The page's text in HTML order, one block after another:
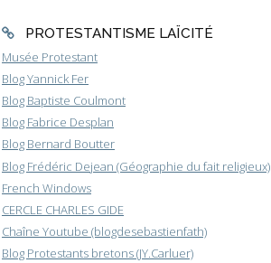
PROTESTANTISME LAÏCITÉ
Musée Protestant
Blog Yannick Fer
Blog Baptiste Coulmont
Blog Fabrice Desplan
Blog Bernard Boutter
Blog Frédéric Dejean (Géographie du fait religieux)
French Windows
CERCLE CHARLES GIDE
Chaîne Youtube (blogdesebastienfath)
Blog Protestants bretons (JY.Carluer)